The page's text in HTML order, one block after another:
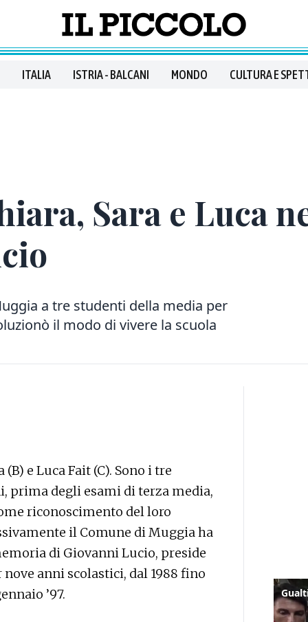
ITALIA ISTRIA - BALCANI MONDO CULTURA E
Sara e Luca
a tre studenti della media per
il modo di vivere la scuola
e Luca Fait (C). Sono i tre
prima degli esami di terza media,
riconoscimento del loro
il Comune di Muggia ha
di Giovanni Lucio, preside
anni scolastici, dal 1988 fino
’97.